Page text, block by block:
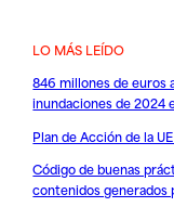
LO MÁS LEÍDO
846 millones de euros
inundaciones de 2024
Plan de Acción de la
Código de buenas
contenidos generados